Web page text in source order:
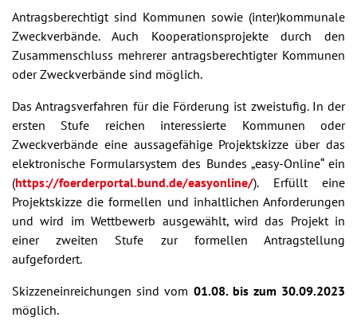
Antragsberechtigt sind Kommunen sowie (inter)kommunale
Zweckverbände. Auch Kooperationsprojekte durch den
Zusammenschluss mehrerer antragsberechtigter Kommunen
oder Zweckverbände sind möglich.
Das Antragsverfahren für die Förderung ist zweistufig. In der
ersten Stufe reichen interessierte Kommunen oder
Zweckverbände eine aussagefähige Projektskizze über das
elektronische Formularsystem des Bundes „easy-Online“ ein
(https://foerderportal.bund.de/easyonline/). Erfüllt eine
Projektskizze die formellen und inhaltlichen Anforderungen
und wird im Wettbewerb ausgewählt, wird das Projekt in
einer zweiten Stufe zur formellen Antragstellung
aufgefordert.
Skizzeneinreichungen sind vom 01.08. bis zum 30.09.2023
möglich.